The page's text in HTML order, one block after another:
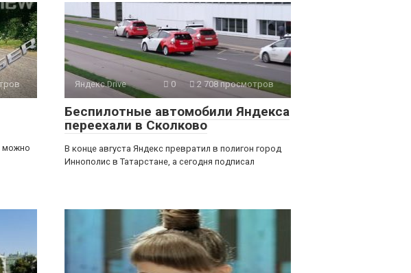
можно
Яндекс.Drive 0 2 708 просмотров
Беспилотные автомобили Яндекса
переехали в Сколково
В конце августа Яндекс превратил в полигон город
Иннополис в Татарстане, а сегодня подписал